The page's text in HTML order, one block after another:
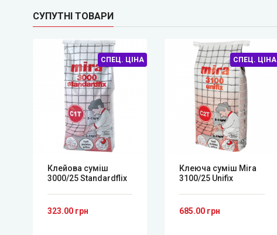
СУПУТНІ ТОВАРИ
СПЕЦ. ЦІНА
Клейова суміш
3000/25 Standardflix
323.00 грн
СПЕЦ. ЦІНА
Клеюча суміш Mira
3100/25 Unifix
685.00 грн